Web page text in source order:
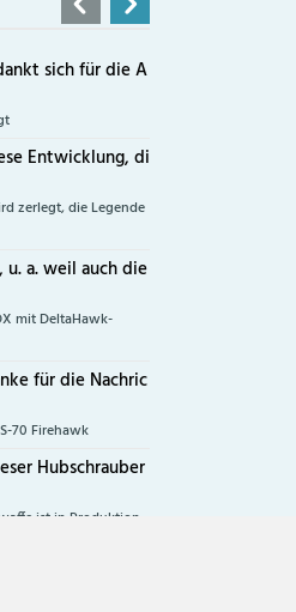
sich für die A
Entwicklung, di
zerlegt, die Legende
u. a. weil auch die
mit DeltaHawk-
für die Nachric
70 Firehawk
Hubschrauber
ist in Produktion